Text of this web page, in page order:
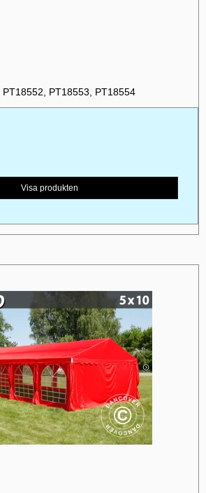
PT18553, PT18554
Visa produkten